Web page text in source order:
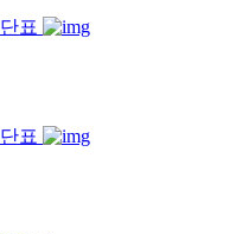
표
표